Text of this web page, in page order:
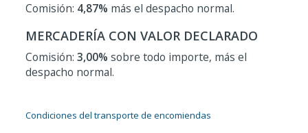
Comisión: 4,87% más el despacho normal.
MERCADERÍA CON VALOR DECLARADO
Comisión:3,00% sobre todo importe, más el
despacho normal.
Condiciones del transporte de encomiendas